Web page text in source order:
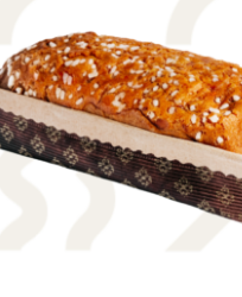
AGGIUNGI AL CARRELLO